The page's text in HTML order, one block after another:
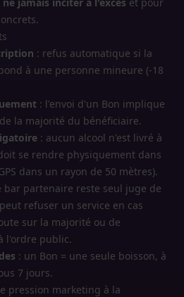
: refus automatique si la
à une personne mineure (-18
: l'envoi d'un Bon implique
la majorité du bénéficiaire.
: aucun alcool n'est livré à
se rendre physiquement dans
dans un rayon de 50 mètres).
bar partenaire reste seul juge de
refuser un service en cas
sur la majorité ou de
l'ordre public.
: un Bon = une seule boisson, à
7 jours.
pression marketing à la